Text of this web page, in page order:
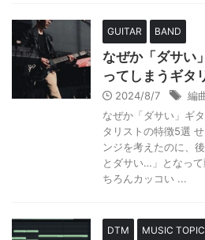
GUITAR BAND
なぜか「ダサい
ってしまうギタ
2024/8/7 編
なぜか「ダサい」ギ
タリストの特徴5選
ンジを考えたのに、
とダサい…」となっ
ちろんカッコい ...
DTM MUSIC TOPIC